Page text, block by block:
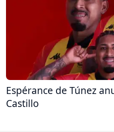
Espérance de Túnez
Castillo